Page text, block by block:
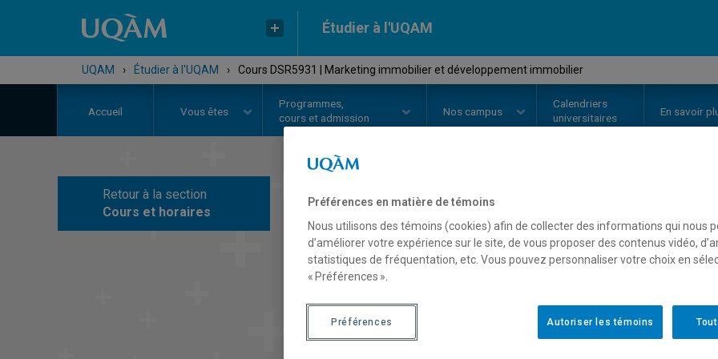
Étudier à l'UQAM
UQAM › Étudier à l'UQAM › Cours DSR5931 | Marketing immobilier et développement immobilier
Accueil Vous êtes
Programmes,
cours et admission
Nos campus
Calendriers
universitaires
En savoir
Retour à la section
Cours et horaires
COURS// DSR5931
Marketing
développement
Description Horaire - Été 2026
Préférences en matière de témoins
Nous utilisons des témoins (cookies) afin de collecter des informations qui nous
d’améliorer votre expérience sur le site, de vous proposer des contenus vidéo,
statistiques de fréquentation, etc. Vous pouvez personnaliser votre choix en
« Préférences ».
Autoriser les témoins
Préférences